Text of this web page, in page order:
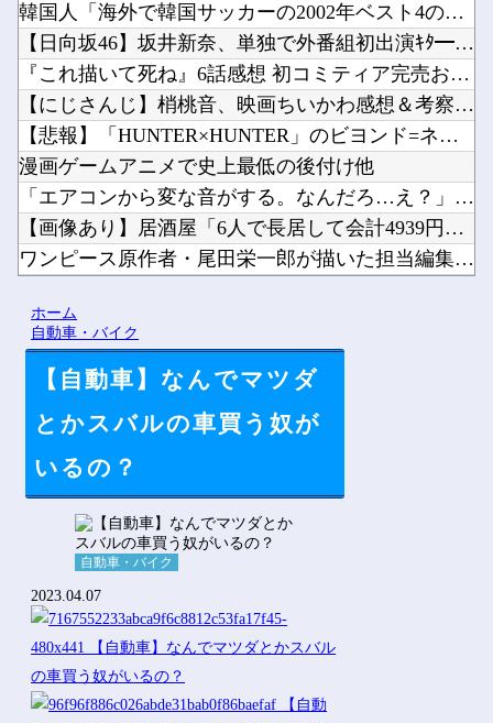
韓国人「海外で韓国サッカーの2002年ベスト4の実力は、実際...
【日向坂46】坂井新奈、単独で外番組初出演ｷﾀ━(ﾟ∀ﾟ)━...
『これ描いて死ね』6話感想 初コミティア完売おめでとう！他
【にじさんじ】梢桃音、映画ちいかわ感想＆考察会＆平和的解決R...
【悲報】「HUNTER×HUNTER」のビヨンド=ネテロさん...
漫画ゲームアニメで史上最低の後付け他
「エアコンから変な音がする。なんだろ…え？」ﾊﾟｼｬｯ → ...
【画像あり】居酒屋「6人で長居して会計4939円！喋りたいだ...
ワンピース原作者・尾田栄一郎が描いた担当編集の似顔絵「ムダに...
【ホロライブ】トワ様3D新衣装くっぞ！他
Powered by livedoor 相互RSS
ホーム
自動車・バイク
【自動車】なんでマツダ
とかスバルの車買う奴が
いるの？
自動車・バイク
2023.04.07